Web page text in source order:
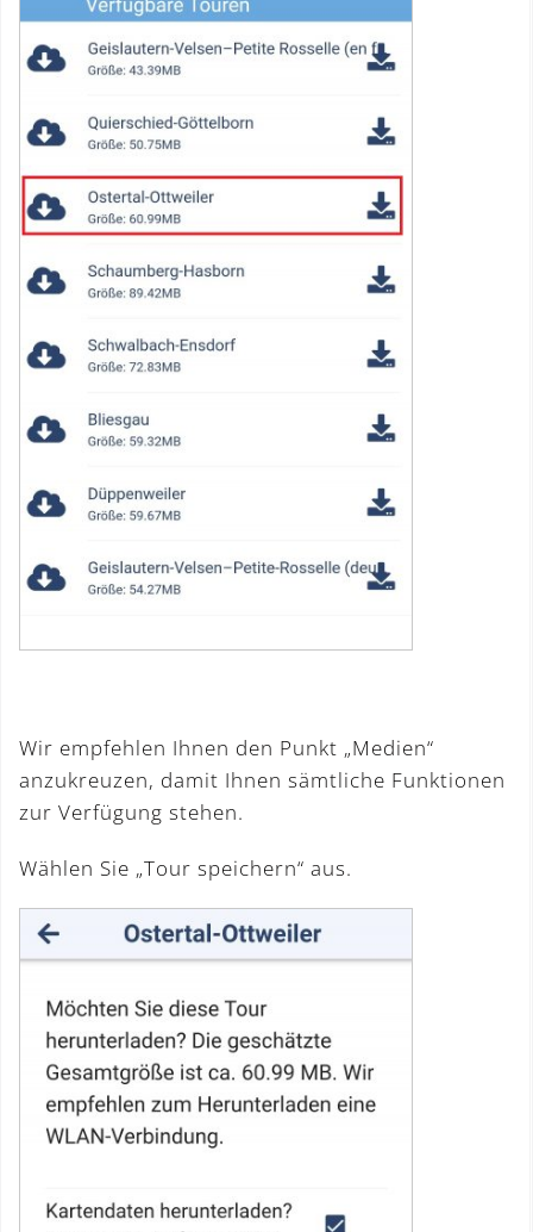
Wir empfehlen Ihnen den Punkt „Medien“
anzukreuzen, damit Ihnen sämtliche Funktionen
zur Verfügung stehen.
Wählen Sie „Tour speichern“ aus.